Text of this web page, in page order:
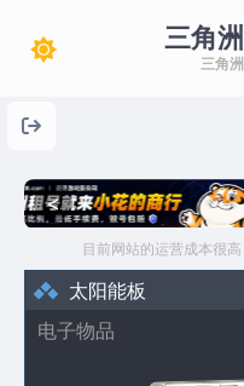
三角
三角
<
目前网站的运营成本很
太阳能板
电子物品